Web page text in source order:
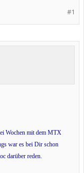
#1
Wochen mit dem MTX
war es bei Dir schon
darüber reden.